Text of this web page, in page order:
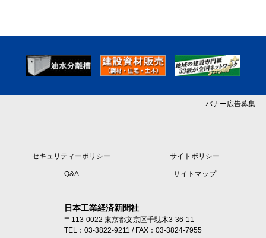
バナー広告募集
セキュリティーポリシー サイトポリシー
Q&A サイトマップ
日本工業経済新聞社
〒113-0022 東京都文京区千駄木3-36-11
TEL：03-3822-9211 / FAX：03-3824-7955